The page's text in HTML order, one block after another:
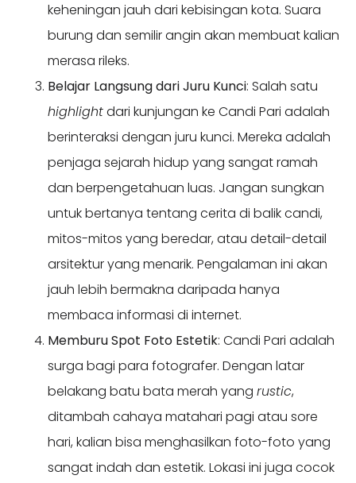
keheningan jauh dari kebisingan kota. Suara
burung dan semilir angin akan membuat kalian
merasa rileks.
Belajar Langsung dari Juru Kunci: Salah satu
highlightdari kunjungan ke Candi Pari adalah
berinteraksi dengan juru kunci. Mereka adalah
penjaga sejarah hidup yang sangat ramah
dan berpengetahuan luas. Jangan sungkan
untuk bertanya tentang cerita di balik candi,
mitos-mitos yang beredar, atau detail-detail
arsitektur yang menarik. Pengalaman ini akan
jauh lebih bermakna daripada hanya
membaca informasi di internet.
Memburu Spot Foto Estetik: Candi Pari adalah
surga bagi para fotografer. Dengan latar
belakang batu bata merah yang rustic,
ditambah cahaya matahari pagi atau sore
hari, kalian bisa menghasilkan foto-foto yang
sangat indah dan estetik. Lokasi ini juga cocok